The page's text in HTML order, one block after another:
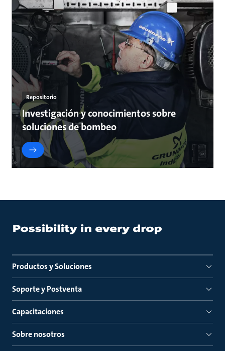
Repositorio
Investigación y conocimientos sobre
soluciones de bombeo
Productos y Soluciones
Soporte y Postventa
Capacitaciones
Sobre nosotros